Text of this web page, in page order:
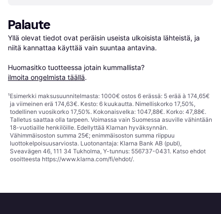
Palaute
Yllä olevat tiedot ovat peräisin useista ulkoisista lähteistä, ja
niitä kannattaa käyttää vain suuntaa antavina.
Huomasitko tuotteessa jotain kummallista?
ilmoita ongelmista täällä.
¹Esimerkki maksusuunnitelmasta: 1000€ ostos 6 erässä: 5 erää à 174,65€
ja viimeinen erä 174,63€. Kesto: 6 kuukautta. Nimelliskorko 17,50%,
todellinen vuosikorko 17,50%. Kokonaisvelka: 1047,88€. Korko: 47,88€.
Talletus saattaa olla tarpeen. Voimassa vain Suomessa asuville vähintään
18-vuotiaille henkilöille. Edellyttää Klarnan hyväksynnän.
Vähimmäisoston summa 25€; enimmäisoston summa riippuu
luottokelpoisuusarviosta. Luotonantaja: Klarna Bank AB (publ),
Sveavägen 46, 111 34 Tukholma, Y-tunnus: 556737-0431. Katso ehdot
osoitteesta https://www.klarna.com/fi/ehdot/.